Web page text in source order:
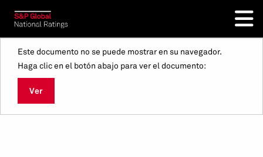
Este documento no se puede mostrar en su navegador.
Haga clic en el botón abajo para ver el documento:
Ver